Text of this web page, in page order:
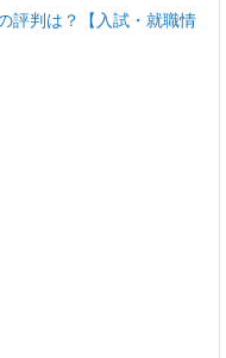
評判は？【入試・就職情